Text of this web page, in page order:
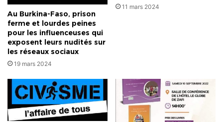
Au Burkina-Faso, prison
ferme et lourdes peines
pour les influenceuses qui
exposent leurs nudités sur
les réseaux sociaux
19 mars 2024
11 mars 2024